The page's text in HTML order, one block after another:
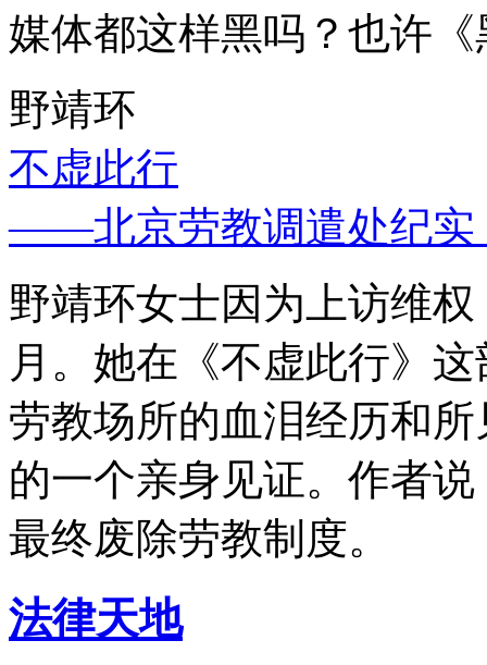
媒体都这样黑吗？也许
野靖环
不虚此行
——北京劳教调遣处纪实
野靖环女士因为上访维
月。她在《不虚此行》
劳教场所的血泪经历和
的一个亲身见证。作者
最终废除劳教制度。
法律天地